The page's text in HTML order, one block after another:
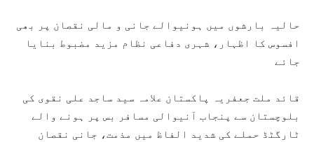
حالیہ بارشوں میں ہونیوالے جانی و مالی نقصان پر بھی
افسوس کا اظہار، شہری دفاعی نظام مزید مضبوط بنایا
جائے
قائد ملت جعفریہ پاکستان علامہ سید ساجد علی نقوی کی
بلوچستان سے پنجاب آنیوالی مسافر بس پر ہونے والے
ٹارگٹڈ حملے کی شدید الفاظ میں مذمت، جانی نقصان